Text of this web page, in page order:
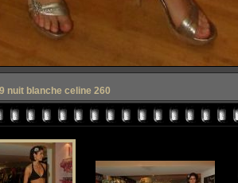
nuit blanche celine 260